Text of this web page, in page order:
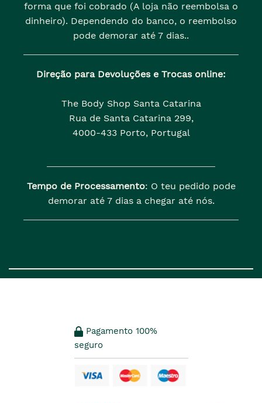
forma que foi cobrado (A loja não reembolsa o
dinheiro). Dependendo do banco, o reembolso
pode demorar até 7 dias..
Direção para Devoluções e Trocas online:
The Body Shop Santa Catarina
Rua de Santa Catarina 299,
4000-433 Porto, Portugal
Tempo de Processamento: O teu pedido pode
demorar até 7 dias a chegar até nós.
Pagamento 100%
seguro